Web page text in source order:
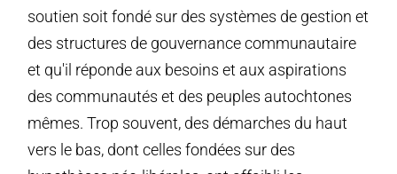
soutien soit fondé sur des systèmes de gestion et
des structures de gouvernance communautaire
et qu'il réponde aux besoins et aux aspirations
des communautés et des peuples autochtones
mêmes. Trop souvent, des démarches du haut
vers le bas, dont celles fondées sur des